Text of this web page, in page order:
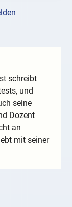
schreibt
und
seine
Dozent
an
mit seiner